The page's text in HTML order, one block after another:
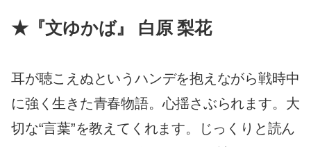
★『文ゆかば』 白原 梨花
耳が聴こえぬというハンデを抱えながら戦時中
に強く生きた青春物語。心揺さぶられます。大
切な“言葉”を教えてくれます。じっくりと読ん